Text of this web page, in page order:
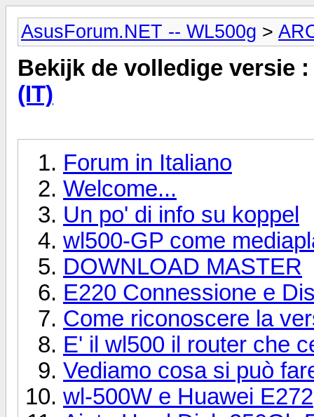
AsusForum.NET -- WL500g >
Bekijk de volledige versie
(IT)
Forum in Italiano
Welcome...
Un po' di info su koppel
wl500-GP come
DOWNLOAD MASTER
E220 Connessione e
Come riconoscere la
E' il wl500 il router che
Vediamo cosa si può
wl-500W e Huawei E272